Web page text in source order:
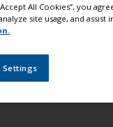
som
viskositet
resultat og
som
på bakkenivå.
All Cookies”, you
site usage, and
Settings